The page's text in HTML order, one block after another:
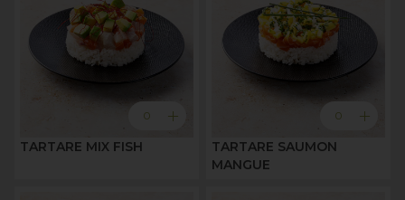
0 add
TARTARE MIX FISH
0 add
TARTARE SAUMON
MANGUE